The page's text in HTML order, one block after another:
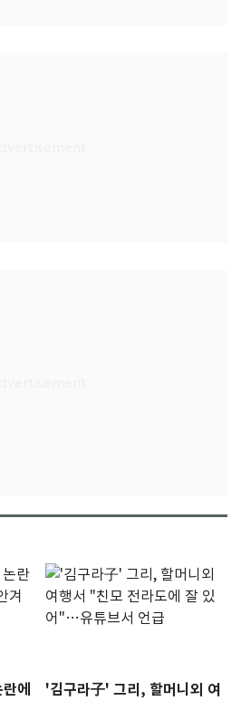
에
'김구라子' 그리, 할머니외 여